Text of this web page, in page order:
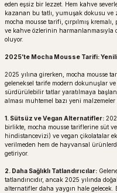
eden eşsiz bir lezzet. Hem kahve
kazanan bu tatlı, yumuşak dokusu ve
mocha mousse tarifi, çırpılmış
ve kahve özlerinin harmanlanmasıyla
oluyor.
2025’te Mocha Mousse Tarifi:
2025 yılına girerken, mocha mousse
geleneksel tarife modern dokunuşlar
sürdürülebilir tatlar yaratılmaya
alması muhtemel bazı yeni malzemeler
1. Sütsüz ve Vegan Alternatifler:
birlikte, mocha mousse tariflerine süt
hindistancevizi) ve vegan çikolatalar
verilmeden hem de hayvansal
getiriyor.
2. Daha Sağlıklı Tatlandırıcılar:
tatlandırıcıdır, ancak 2025 yılında
alternatifler daha yaygın hale gelecek.